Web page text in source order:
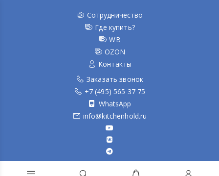
Сотрудничество
Где купить?
WB
OZON
Контакты
Заказать звонок
+7 (495) 565 37 75
WhatsApp
info@kitchenhold.ru